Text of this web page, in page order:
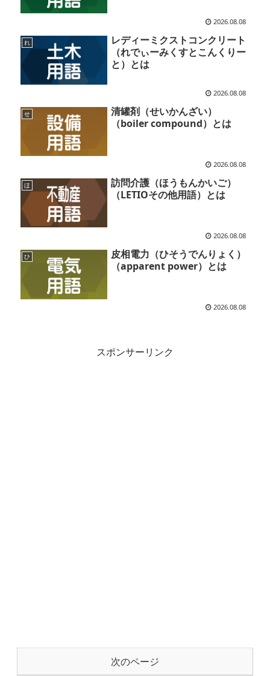
2026.08.08
れ
レディーミクストコンクリート
（れでぃーみくすとこんくりー
と）とは
2026.08.08
せ
清罐剤（せいかんざい）
（boiler compound）とは
2026.08.08
ほ
訪問介護（ほうもんかいご）
（LETIOその他用語）とは
2026.08.08
ひ
皮相電力（ひそうでんりょく）
（apparent power）とは
2026.08.08
スポンサーリンク
次のページ